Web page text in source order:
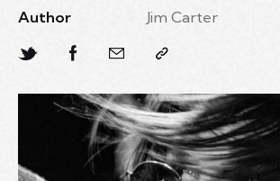
Author
Jim Carter